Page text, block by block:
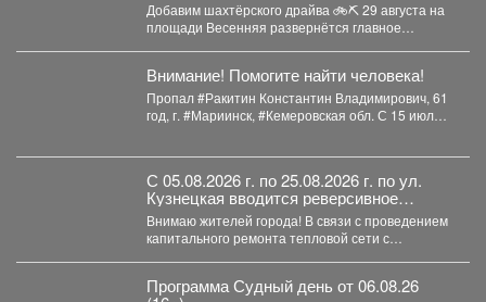
конкурс «Шахтёрский видномобиль».
Добавим шахтёрского драйва 🚲⛏ 29 августа на
площади Весенняя развернётся главное
Внимание! Помогите найти человека!
Пропал #Ракитин Константин Владимирович, 61
год, г. #Мариинск, #Кемеровская обл. С 15 июля
С 05.08.2026 г. по 25.08.2026 г. по ул.
Кузнецкая вводится реверсивное
движения для автотранспорта
Внимаю жителей города! В связи с проведением
капитального ремонта тепловой сети с
Программа Судный день от 06.08.26